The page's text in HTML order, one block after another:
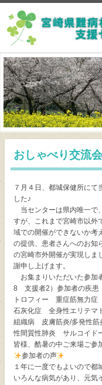
ホーム
ご相談の方は
講演・交流会案内
関係機関リンク
難病等情報
センターアクセス
個人情報保護方針
サイトマップ
おしゃべり交流
７月４日、都城保健所にて
した♪
当センターは県内唯一で
すが、これまで宮崎市以外
域での開催ができないか考
の提供、患者さんへのお知
の宮崎市外開催が実現しま
謝申し上げます。
お集まりいただいた参加
8 支援者2）参加者の疾
トロフィー 重症筋無力
石灰化症 全身性エリテマ
組織病 皮膚筋炎/多発性
性間質性肺炎 サルコイド
皆様、酷暑の中ご来場ご参
参加者の声
１年に一度でもよいので
いろんな病気があり、元気